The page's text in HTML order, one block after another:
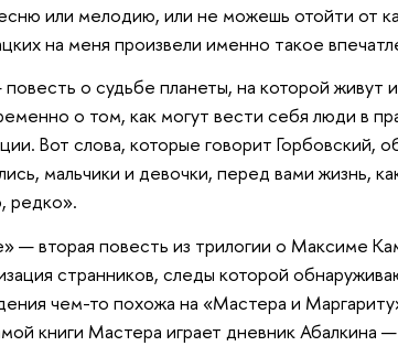
или мелодию, или не можешь отойти от
на меня произвели именно такое
о судьбе планеты, на которой живут
о том, как могут вести себя люди в
Вот слова, которые говорит Горбовский,
мальчики и девочки, перед вами жизнь,
редко».
— вторая повесть из трилогии о Максиме
странников, следы которой
чем-то похожа на «Мастера и
книги Мастера играет дневник Абалкина